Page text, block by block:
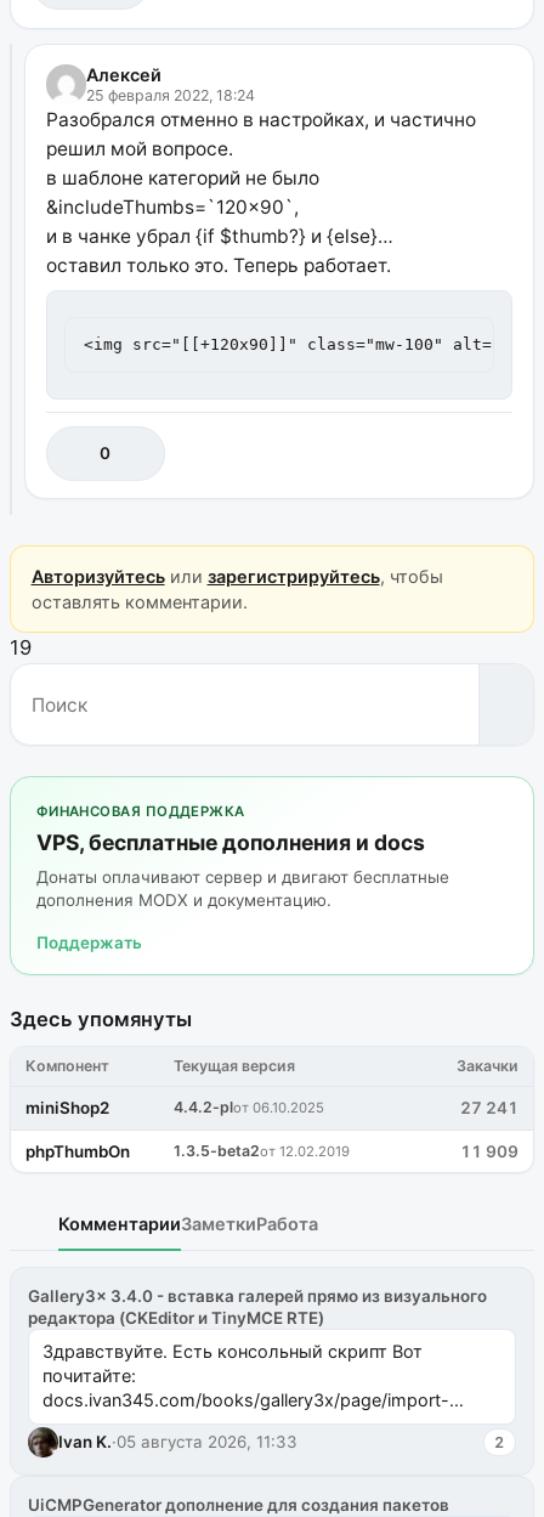
Алексей
25 февраля 2022, 18:24
Разобрался отменно в настройках, и частично
решил мой вопросе.
в шаблоне категорий не было
&includeThumbs=`120x90`,
и в чанке убрал {if $thumb?} и {else}…
оставил только это. Теперь работает.
<img src="[[+120x90]]" class="mw-100"
0
Авторизуйтесьили зарегистрируйтесь, чтобы
оставлять комментарии.
19
ФИНАНСОВАЯ ПОДДЕРЖКА
VPS, бесплатные дополнения и docs
Донаты оплачивают сервер и двигают бесплатные
дополнения MODX и документацию.
Поддержать
Здесь упомянуты
Компонент Текущая версия Закачки
miniShop2 4.4.2-plот 06.10.2025 27 241
phpThumbOn 1.3.5-beta2от 12.02.2019 11 909
КомментарииЗаметкиРабота
Gallery3x 3.4.0 - вставка галерей прямо из визуального
редактора (CKEditor и TinyMCE RTE)
Здравствуйте. Есть консольный скрипт Вот
почитайте:
docs.ivan345.com/books/gallery3x/page/import-
ms2galleryphp
Ivan K.·05 августа 2026, 11:33 2
UiCMPGenerator дополнение для создания пакетов